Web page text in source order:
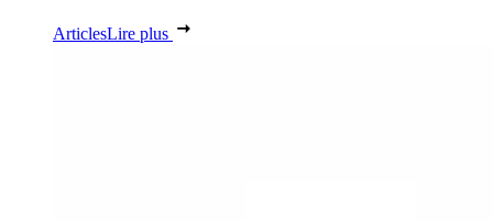
ArticlesLire plus